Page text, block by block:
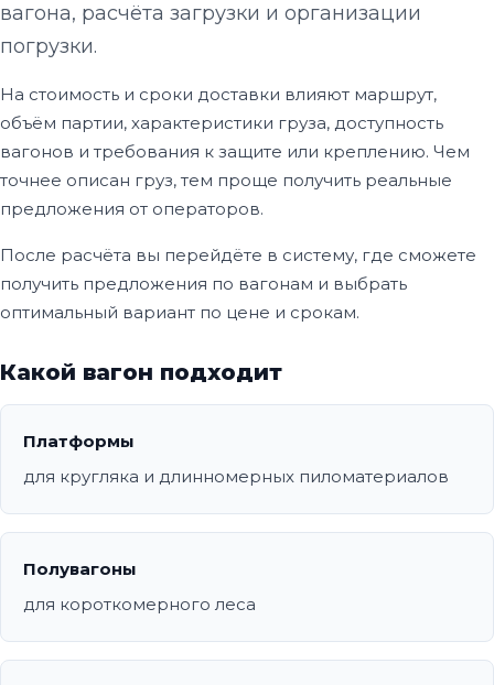
вагона, расчёта загрузки и организации
погрузки.
На стоимость и сроки доставки влияют маршрут,
объём партии, характеристики груза, доступность
вагонов и требования к защите или креплению. Чем
точнее описан груз, тем проще получить реальные
предложения от операторов.
После расчёта вы перейдёте в систему, где сможете
получить предложения по вагонам и выбрать
оптимальный вариант по цене и срокам.
Какой вагон подходит
Платформы
для кругляка и длинномерных пиломатериалов
Полувагоны
для короткомерного леса